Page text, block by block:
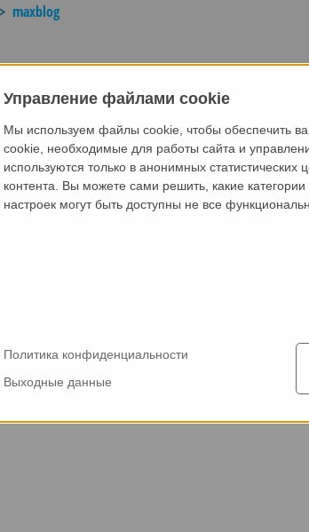
maxblog
брошюра о
что движет нами за
брошюра позволит вам заглянуть в самое
немецкую инженерию, гибкость и
истории -
Управление файлами cookie
Мы используем файлы cookie, чтобы обеспечить
cookie, необходимые для работы сайта и
используются только в анонимных
контента. Вы можете сами решить, какие
настроек могут быть доступны не все
Политика конфиденциальности
Выходные данные